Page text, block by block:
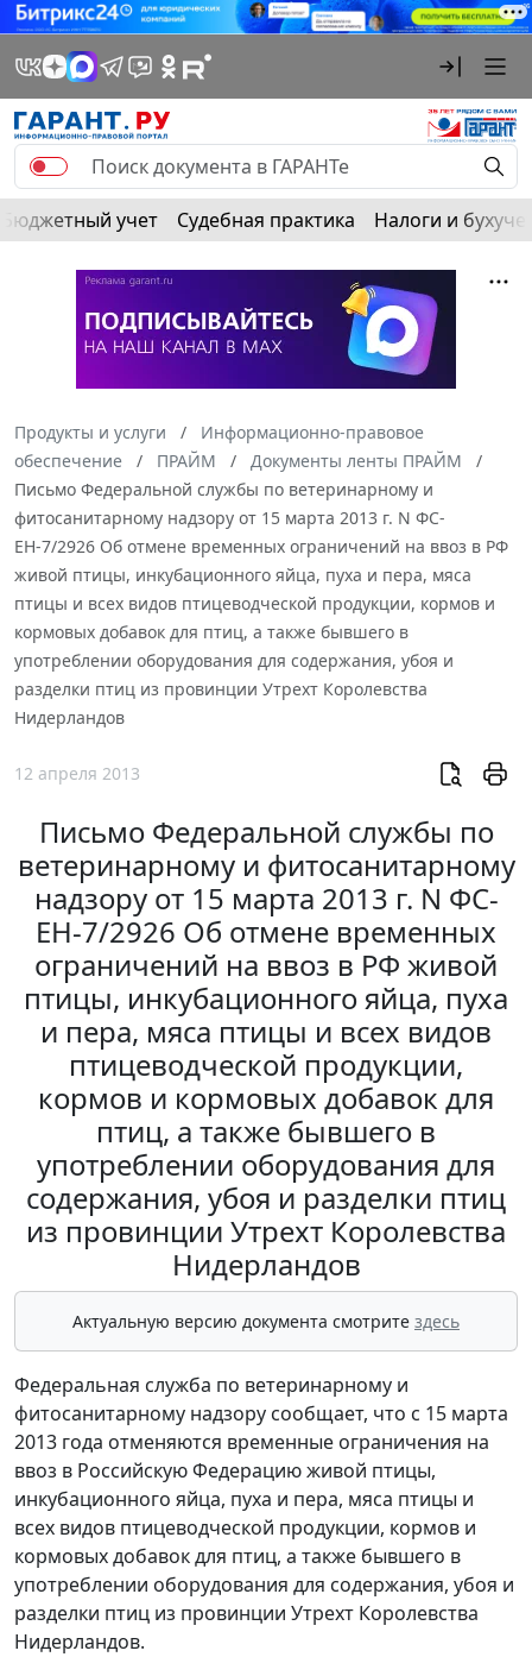
Бюджетный учет Судебная практика Налоги и
Продукты и услуги
Информационно-правовое
обеспечение
ПРАЙМ
Документы ленты ПРАЙМ
Письмо Федеральной службы по ветеринарному и
фитосанитарному надзору от 15 марта 2013 г. N ФС-
ЕН-7/2926 Об отмене временных ограничений на ввоз в РФ
живой птицы, инкубационного яйца, пуха и пера, мяса
птицы и всех видов птицеводческой продукции, кормов и
кормовых добавок для птиц, а также бывшего в
употреблении оборудования для содержания, убоя и
разделки птиц из провинции Утрехт Королевства
Нидерландов
12 апреля 2013
Письмо Федеральной службы по
ветеринарному и фитосанитарному
надзору от 15 марта 2013 г. N ФС-
ЕН-7/2926 Об отмене временных
ограничений на ввоз в РФ живой
птицы, инкубационного яйца, пуха
и пера, мяса птицы и всех видов
птицеводческой продукции,
кормов и кормовых добавок для
птиц, а также бывшего в
употреблении оборудования для
содержания, убоя и разделки птиц
из провинции Утрехт Королевства
Нидерландов
Актуальную версию документа смотрите здесь
Федеральная служба по ветеринарному и
фитосанитарному надзору сообщает, что с 15 марта
2013 года отменяются временные ограничения на
ввоз в Российскую Федерацию живой птицы,
инкубационного яйца, пуха и пера, мяса птицы и
всех видов птицеводческой продукции, кормов и
кормовых добавок для птиц, а также бывшего в
употреблении оборудования для содержания, убоя и
разделки птиц из провинции Утрехт Королевства
Нидерландов.